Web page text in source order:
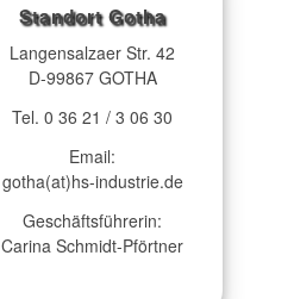
Standort Gotha
Langensalzaer Str. 42
D-99867 GOTHA
Tel. 0 36 21 / 3 06 30
Email:
gotha(at)hs-industrie.de
Geschäftsführerin:
Carina Schmidt-Pförtner